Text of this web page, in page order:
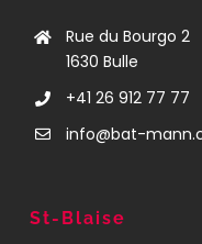
Rue du Bourgo 2
1630 Bulle
+41 26 912 77 77
info@bat-
St-Blaise